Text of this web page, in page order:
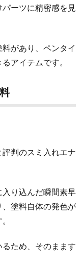
ーツに精密感を見
があり、ペンタイ
アイテムです。
判のスミ入れエナ
り込んだ瞬間素早
、塗料自体の発色が
ため、そのまます